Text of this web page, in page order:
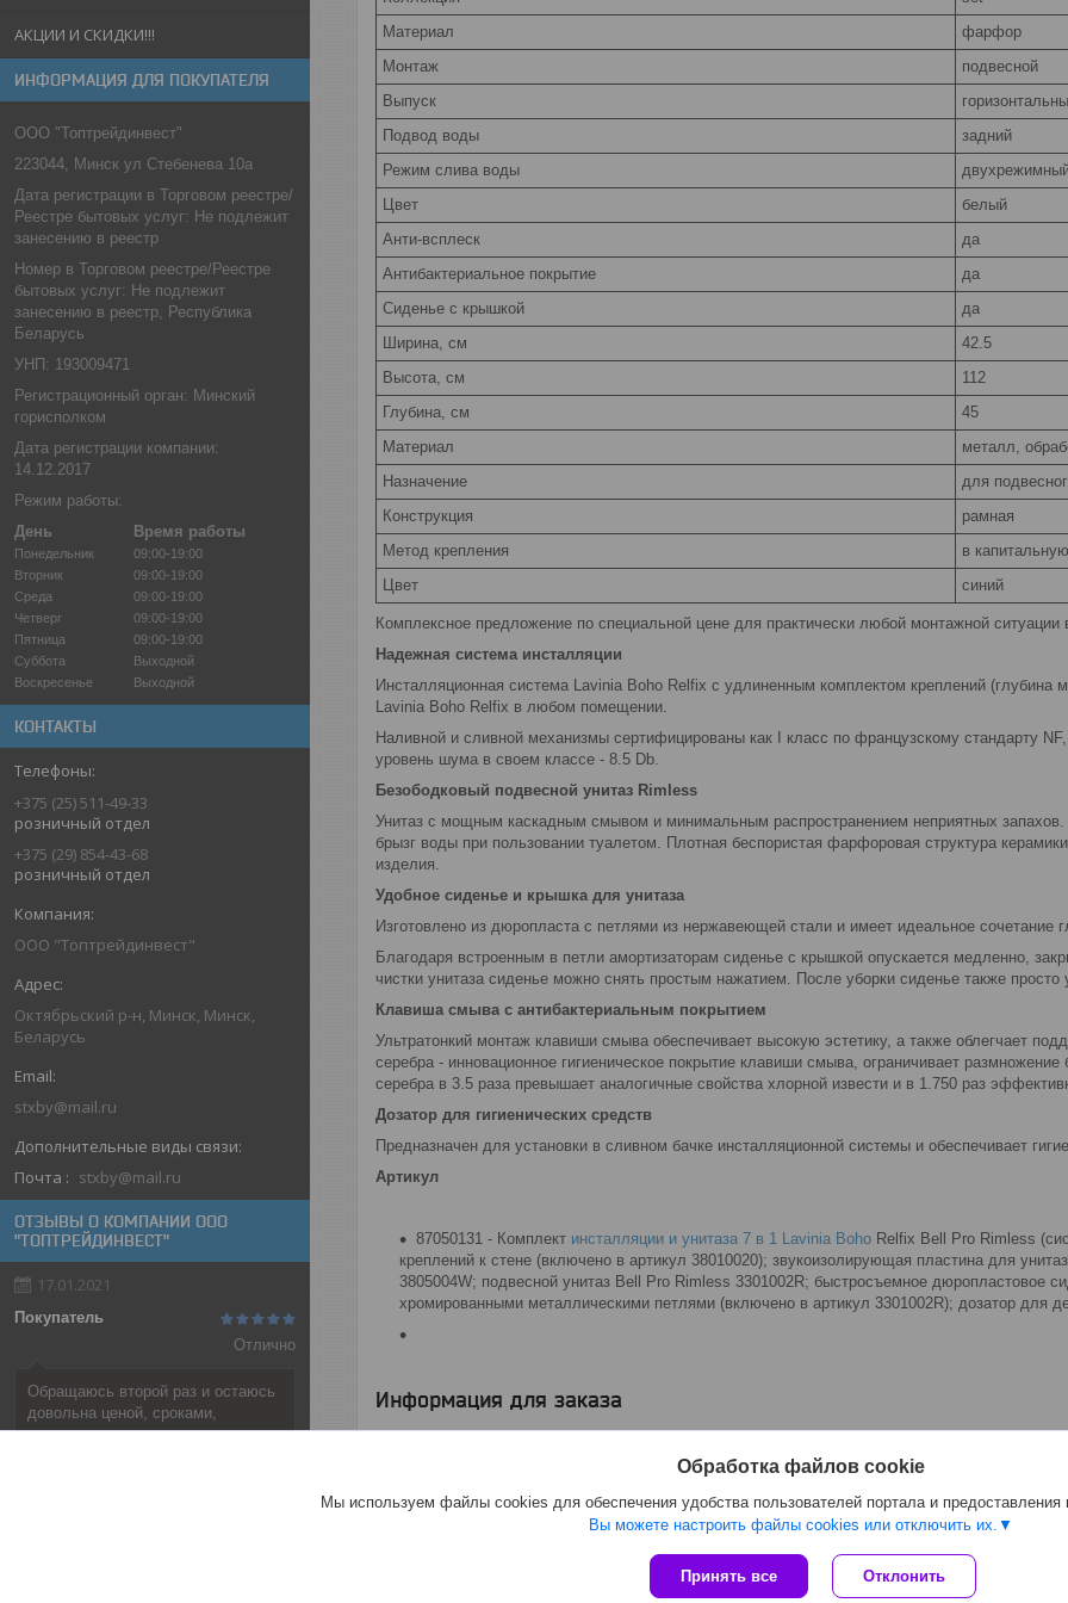
АКЦИИ И СКИДКИ!!!
ИНФОРМАЦИЯ ДЛЯ ПОКУПАТЕЛЯ
ООО "Топтрейдинвест"
223044, Минск ул Стебенева 10а
Дата регистрации в Торговом реестре/
Реестре бытовых услуг: Не подлежит
занесению в реестр
Номер в Торговом реестре/Реестре
бытовых услуг: Не подлежит
занесению в реестр, Республика
Беларусь
УНП: 193009471
Регистрационный орган: Минский
горисполком
Дата регистрации компании:
14.12.2017
Режим работы:
День
Время работы
Понедельник
09:00-19:00
Вторник
09:00-19:00
Среда
09:00-19:00
Четверг
09:00-19:00
Пятница
09:00-19:00
Суббота
Выходной
Воскресенье
Выходной
КОНТАКТЫ
+375 (25) 511-49-33
розничный отдел
+375 (29) 854-43-68
розничный отдел
ООО "Топтрейдинвест"
Октябрьский р-н, Минск, Минск,
Беларусь
stxby@mail.ru
Почта stxby@mail.ru
ОТЗЫВЫ О КОМПАНИИ ООО
"ТОПТРЕЙДИНВЕСТ"
17.01.2021
Покупатель
Отлично
Обращаюсь второй раз и остаюсь
довольна ценой, сроками,
порядочностью.
Материал
фарфор
Монтаж
подвесной
Выпуск
Подвод воды
задний
Режим слива воды
Цвет
белый
Анти-всплеск
да
Антибактериальное покрытие
да
Сиденье c крышкой
да
Ширина, см
42.5
Высота, см
112
Глубина, см
45
Материал
металл,
Назначение
для
Конструкция
рамная
Метод крепления
в
Цвет
синий
Комплексное предложение по специальной цене для практически любой монтажной ситуации
Надежная система инсталляции
Инсталляционная система Lavinia Boho Relfix c удлиненным комплектом креплений
Lavinia Boho Relfix в любом помещении.
Наливной и сливной механизмы сертифицированы как I класс по французскому стандарту
уровень шума в своем классе - 8.5 Db.
Безободковый подвесной унитаз Rimless
Унитаз с мощным каскадным смывом и минимальным распространением неприятных запахов.
брызг воды при пользовании туалетом. Плотная беспористая фарфоровая структура
изделия.
Удобное сиденье и крышка для унитаза
Изготовлено из дюропласта с петлями из нержавеющей стали и имеет идеальное сочетание
Благодаря встроенным в петли амортизаторам сиденье с крышкой опускается медленно,
чистки унитаза сиденье можно снять простым нажатием. После уборки сиденье также просто
Клавиша смыва с антибактериальным покрытием
Ультратонкий монтаж клавиши смыва обеспечивает высокую эстетику, а также облегчает
серебра - инновационное гигиеническое покрытие клавиши смыва, ограничивает
серебра в 3.5 раза превышает аналогичные свойства хлорной извести и в 1.750 раз
Дозатор для гигиенических средств
Предназначен для установки в сливном бачке инсталляционной системы и обеспечивает
Артикул
87050131 - Комплект инсталляции и унитаза 7 в 1 Lavinia Boho Relfix Bell Pro Rimless
креплений к стене (включено в артикул 38010020); звукоизолирующая пластина для
3805004W; подвесной унитаз Bell Pro Rimless 3301002R; быстросъемное дюропластовое
хромированными металлическими петлями (включено в артикул 3301002R); дозатор для
Информация для заказа
Обработка файлов cookie
Мы используем файлы cookies для обеспечения удобства пользователей портала и
Вы можете настроить файлы cookies или отключить их.
Принять все Отклонить